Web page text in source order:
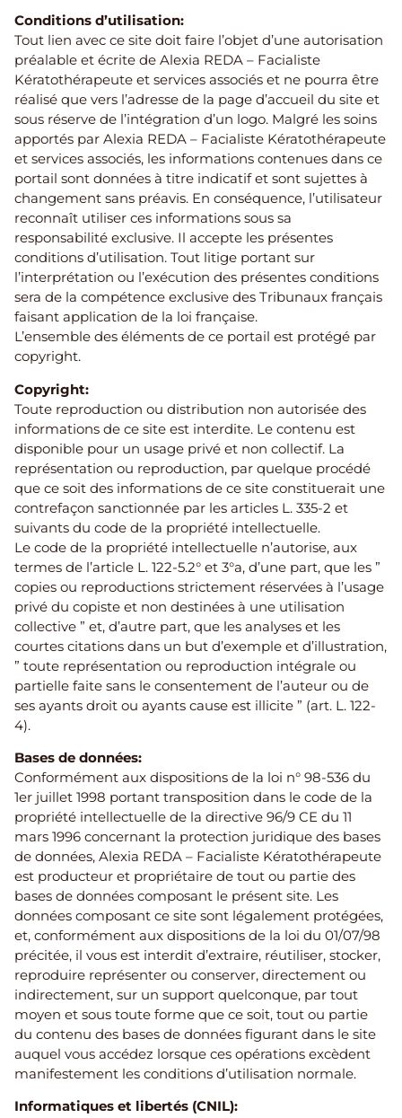
Conditions d’utilisation:
Tout lien avec ce site doit faire l’objet d’une autorisation
préalable et écrite de Alexia REDA – Facialiste
Kératothérapeute et services associés et ne pourra être
réalisé que vers l’adresse de la page d’accueil du site et
sous réserve de l’intégration d’un logo. Malgré les soins
apportés par Alexia REDA – Facialiste Kératothérapeute
et services associés, les informations contenues dans ce
portail sont données à titre indicatif et sont sujettes à
changement sans préavis. En conséquence, l’utilisateur
reconnaît utiliser ces informations sous sa
responsabilité exclusive. Il accepte les présentes
conditions d’utilisation. Tout litige portant sur
l’interprétation ou l’exécution des présentes conditions
sera de la compétence exclusive des Tribunaux français
faisant application de la loi française.
L’ensemble des éléments de ce portail est protégé par
copyright.
Copyright:
Toute reproduction ou distribution non autorisée des
informations de ce site est interdite. Le contenu est
disponible pour un usage privé et non collectif. La
représentation ou reproduction, par quelque procédé
que ce soit des informations de ce site constituerait une
contrefaçon sanctionnée par les articles L. 335-2 et
suivants du code de la propriété intellectuelle.
Le code de la propriété intellectuelle n’autorise, aux
termes de l’article L. 122-5.2° et 3°a, d’une part, que les ”
copies ou reproductions strictement réservées à l’usage
privé du copiste et non destinées à une utilisation
collective ” et, d’autre part, que les analyses et les
courtes citations dans un but d’exemple et d’illustration,
” toute représentation ou reproduction intégrale ou
partielle faite sans le consentement de l’auteur ou de
ses ayants droit ou ayants cause est illicite ” (art. L. 122-
4).
​Bases de données:
Conformément aux dispositions de la loi n° 98-536 du
1er juillet 1998 portant transposition dans le code de la
propriété intellectuelle de la directive 96/9 CE du 11
mars 1996 concernant la protection juridique des bases
de données, Alexia REDA – Facialiste Kératothérapeute
est producteur et propriétaire de tout ou partie des
bases de données composant le présent site. Les
données composant ce site sont légalement protégées,
et, conformément aux dispositions de la loi du 01/07/98
précitée, il vous est interdit d’extraire, réutiliser, stocker,
reproduire représenter ou conserver, directement ou
indirectement, sur un support quelconque, par tout
moyen et sous toute forme que ce soit, tout ou partie
du contenu des bases de données figurant dans le site
auquel vous accédez lorsque ces opérations excèdent
manifestement les conditions d’utilisation normale.
Informatiques et libertés (CNIL):